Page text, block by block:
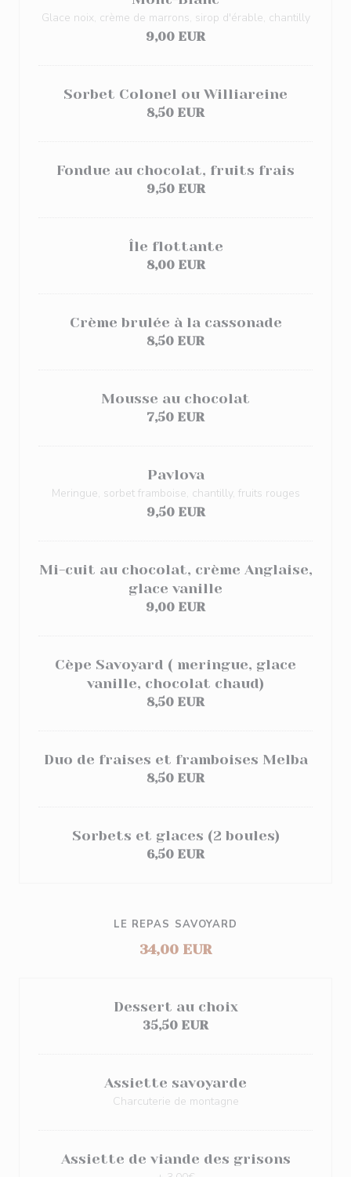
Glace noix, crème de marrons, sirop d'érable, chantilly
9,00 EUR
Sorbet Colonel ou Williareine
8,50 EUR
Fondue au chocolat, fruits frais
9,50 EUR
Île flottante
8,00 EUR
Crème brulée à la cassonade
8,50 EUR
Mousse au chocolat
7,50 EUR
Pavlova
Meringue, sorbet framboise, chantilly, fruits rouges
9,50 EUR
Mi-cuit au chocolat, crème Anglaise,
glace vanille
9,00 EUR
Cèpe Savoyard ( meringue, glace
vanille, chocolat chaud)
8,50 EUR
Duo de fraises et framboises Melba
8,50 EUR
Sorbets et glaces (2 boules)
6,50 EUR
LE REPAS SAVOYARD
34,00 EUR
Dessert au choix
35,50 EUR
Assiette savoyarde
Charcuterie de montagne
Assiette de viande des grisons